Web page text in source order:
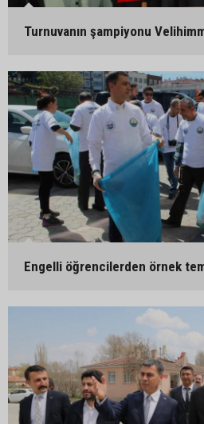
Turnuvanın şampiyonu
Engelli öğrencilerden örnek